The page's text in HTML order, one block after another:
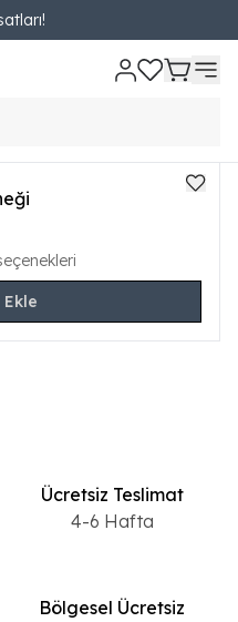
Ücretsiz Teslimat
4-6 Hafta
Bölgesel Ücretsiz